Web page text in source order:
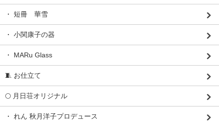
・ 短冊 華雪
・ 小関康子の器
・ MARu Glass
🧵 お仕立て
🌕 月日荘オリジナル
・ れん 秋月洋子プロデュース